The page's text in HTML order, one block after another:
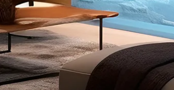
Da incasso